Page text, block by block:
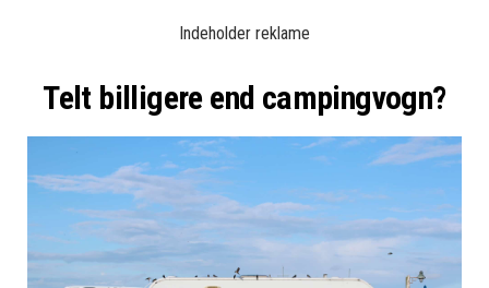
Indeholder reklame
Telt billigere end campingvogn?